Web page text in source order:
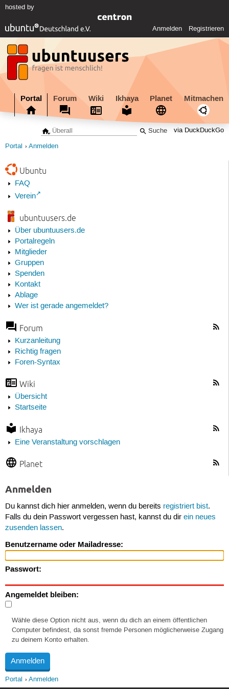
hosted by
Anmelden Registrieren
Portal Forum Wiki Ikhaya Planet Mitmachen
via DuckDuckGo
Portal Anmelden
Ubuntu
FAQ
Verein
ubuntuusers.de
Über ubuntuusers.de
Portalregeln
Mitglieder
Gruppen
Spenden
Kontakt
Ablage
Wer ist gerade angemeldet?
Forum
Kurzanleitung
Richtig fragen
Foren-Syntax
Wiki
Übersicht
Startseite
Ikhaya
Eine Veranstaltung vorschlagen
Planet
Anmelden
Du kannst dich hier anmelden, wenn du bereits registriert bist.
Falls du dein Passwort vergessen hast, kannst du dir ein neues
zusenden lassen.
Benutzername oder Mailadresse:
Passwort:
Angemeldet bleiben:
Wähle diese Option nicht aus, wenn du dich an einem öffentlichen
Computer befindest, da sonst fremde Personen möglicherweise Zugang
zu deinem Konto erhalten.
Portal Anmelden